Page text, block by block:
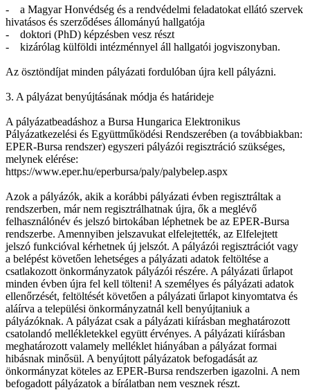
- a Magyar Honvédség és a rendvédelmi feladatokat ellátó szervek
hivatásos és szerződéses állományú hallgatója
- doktori (PhD) képzésben vesz részt
- kizárólag külföldi intézménnyel áll hallgatói jogviszonyban.
Az ösztöndíjat minden pályázati fordulóban újra kell pályázni.
3. A pályázat benyújtásának módja és határideje
A pályázatbeadáshoz a Bursa Hungarica Elektronikus
Pályázatkezelési és Együttműködési Rendszerében (a továbbiakban:
EPER-Bursa rendszer) egyszeri pályázói regisztráció szükséges,
melynek elérése:
https://www.eper.hu/eperbursa/paly/palybelep.aspx
Azok a pályázók, akik a korábbi pályázati évben regisztráltak a
rendszerben, már nem regisztrálhatnak újra, ők a meglévő
felhasználónév és jelszó birtokában léphetnek be az EPER-Bursa
rendszerbe. Amennyiben jelszavukat elfelejtették, az Elfelejtett
jelszó funkcióval kérhetnek új jelszót. A pályázói regisztrációt vagy
a belépést követően lehetséges a pályázati adatok feltöltése a
csatlakozott önkormányzatok pályázói részére. A pályázati űrlapot
minden évben újra fel kell tölteni! A személyes és pályázati adatok
ellenőrzését, feltöltését követően a pályázati űrlapot kinyomtatva és
aláírva a települési önkormányzatnál kell benyújtaniuk a
pályázóknak. A pályázat csak a pályázati kiírásban meghatározott
csatolandó mellékletekkel együtt érvényes. A pályázati kiírásban
meghatározott valamely melléklet hiányában a pályázat formai
hibásnak minősül. A benyújtott pályázatok befogadását az
önkormányzat köteles az EPER-Bursa rendszerben igazolni. A nem
befogadott pályázatok a bírálatban nem vesznek részt.